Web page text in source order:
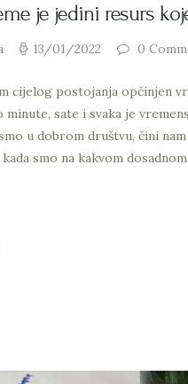
je jedini resurs
13/01/2022 0
cijelog postojanja opčinjen
sate i svaka je
u dobrom društvu, čini
smo na kakvom